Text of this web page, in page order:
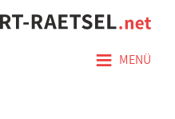
≡ MENÜ